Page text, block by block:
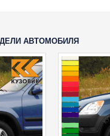
АВТОМОБИЛЯ